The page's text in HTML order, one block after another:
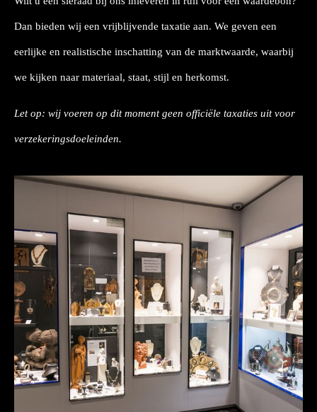
Dan bieden wij een vrijblijvende taxatie aan. We geven een
eerlijke en realistische inschatting van de marktwaarde, waarbij
we kijken naar materiaal, staat, stijl en herkomst.
Let op: wij voeren op dit moment geen officiële taxaties uit voor
verzekeringsdoeleinden.